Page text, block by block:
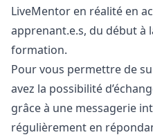
LiveMentor en réalité en
apprenant.e.s, du début à
formation.
Pour vous permettre de
avez la possibilité
grâce à une messagerie
régulièrement en